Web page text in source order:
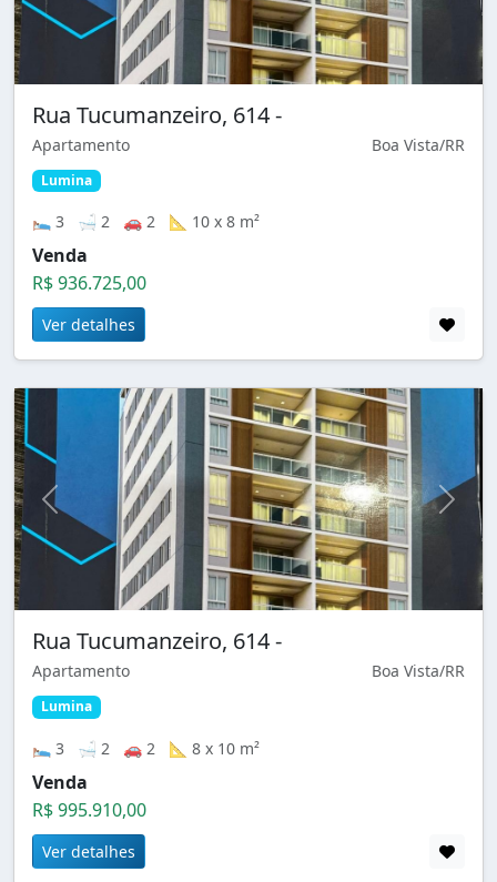
Rua Tucumanzeiro, 614 -
Apartamento Boa Vista/RR
Lumina
🛌 3 🛁 2 🚗 2 📐 10 x 8 m²
Venda
R$ 936.725,00
Ver detalhes
Rua Tucumanzeiro, 614 -
Apartamento Boa Vista/RR
Lumina
🛌 3 🛁 2 🚗 2 📐 8 x 10 m²
Venda
R$ 995.910,00
Ver detalhes